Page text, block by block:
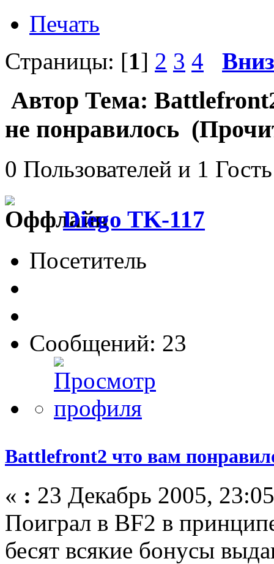
Печать
Страницы: [1] 2 3 4 Вниз
Автор Тема:
не понравилось
0 Пользователей и 1
Diego TK-117
Посетитель
Сообщений: 23
Battlefront2 что вам
« : 23 Декабрь 2005,
Поиграл в BF2 в
бесят всякие бонусы